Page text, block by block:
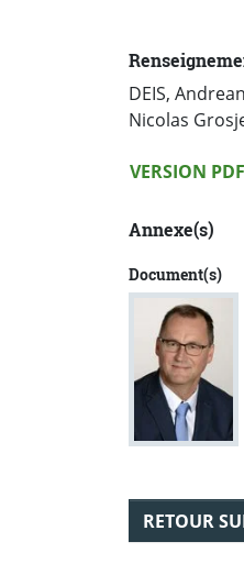
DEIS,
Nicolas
VERSION
Annexe(s)
Document(s)
RETOUR